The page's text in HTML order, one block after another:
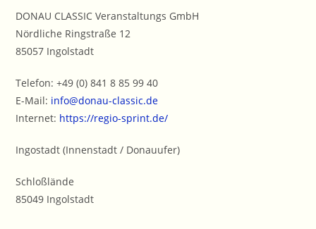
DONAU CLASSIC Veranstaltungs GmbH
Nördliche Ringstraße 12
85057 Ingolstadt
Telefon: +49 (0) 841 8 85 99 40
E-Mail: info@donau-classic.de
Internet: https://regio-sprint.de/
Ingostadt (Innenstadt / Donauufer)
Schloßlände
85049 Ingolstadt